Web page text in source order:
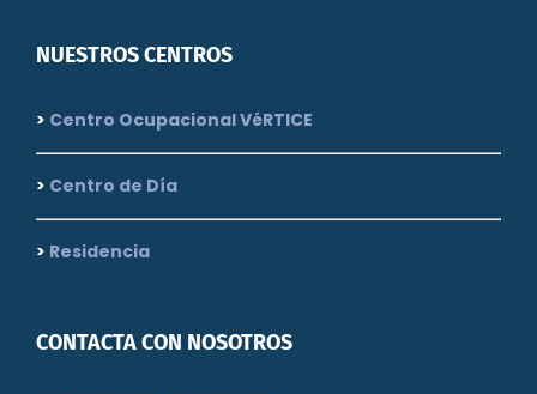
NUESTROS CENTROS
> Centro Ocupacional VéRTICE
> Centro de Día
> Residencia
CONTACTA CON NOSOTROS